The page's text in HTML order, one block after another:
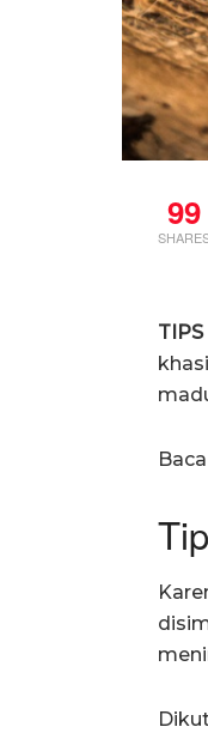
99
TIPS